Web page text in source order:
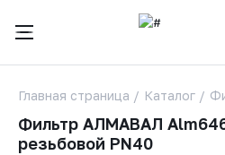
Главная страница / Каталог /
Фильтр АЛМАВАЛ
резьбовой PN40